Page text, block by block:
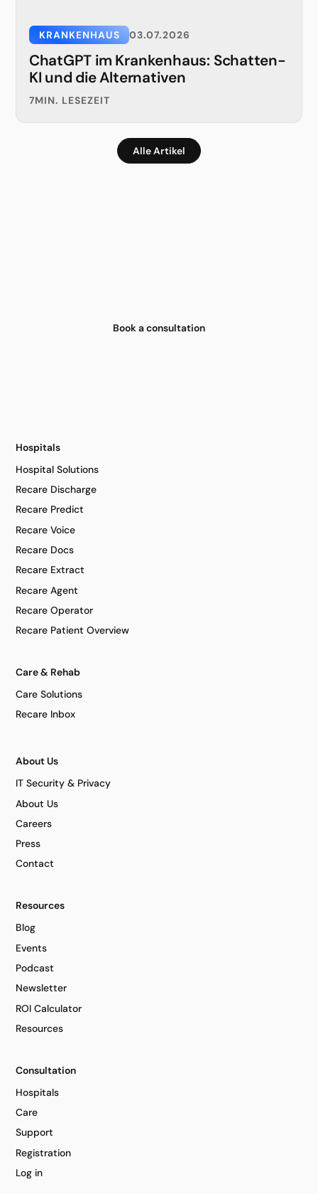
KRANKENHAUS 03.07.2026
ChatGPT im Krankenhaus: Schatten-
KI und die Alternativen
7MIN. LESEZEIT
Alle Artikel
Book a consultation
Hospitals
Hospital Solutions
Recare Discharge
Recare Predict
Recare Voice
Recare Docs
Recare Extract
Recare Agent
Recare Operator
Recare Patient Overview
Care & Rehab
Care Solutions
Recare Inbox
About Us
IT Security & Privacy
About Us
Careers
Press
Contact
Resources
Blog
Events
Podcast
Newsletter
ROI Calculator
Resources
Consultation
Hospitals
Care
Support
Registration
Log in